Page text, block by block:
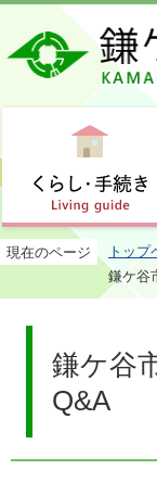
現在のページ トップ
鎌ケ
鎌ケ谷
Q&A